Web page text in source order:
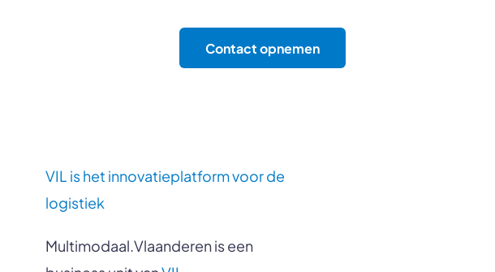
Contact opnemen
VIL ishet innovatieplatform voor de
logistiek
Multimodaal.Vlaanderen is een